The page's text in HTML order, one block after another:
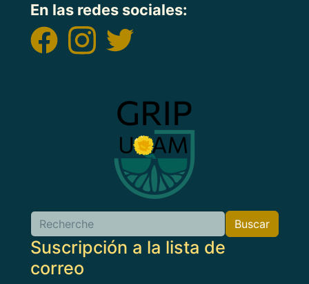
En las redes sociales:
Buscar Buscar
Suscripción a la lista de
correo